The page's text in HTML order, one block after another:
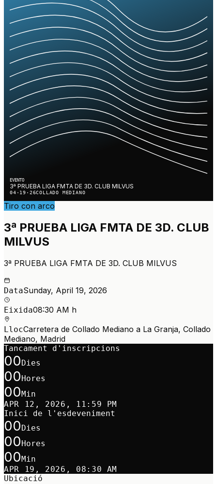
EVENTO
3ª PRUEBA LIGA FMTA DE 3D. CLUB MILVUS
04·19·26COLLADO MEDIANO
Tiro con arco
3ª PRUEBA LIGA FMTA DE 3D. CLUB
MILVUS
3ª PRUEBA LIGA FMTA DE 3D. CLUB MILVUS
DataSunday, April 19, 2026
Eixida08:30 AM h
LlocCarretera de Collado Mediano a La Granja, Collado
Mediano, Madrid
Tancament d'inscripcions
00 Dies
00 Hores
00 Min
APR 12, 2026, 11:59 PM
Inici de l'esdeveniment
00 Dies
00 Hores
00 Min
APR 19, 2026, 08:30 AM
Ubicació